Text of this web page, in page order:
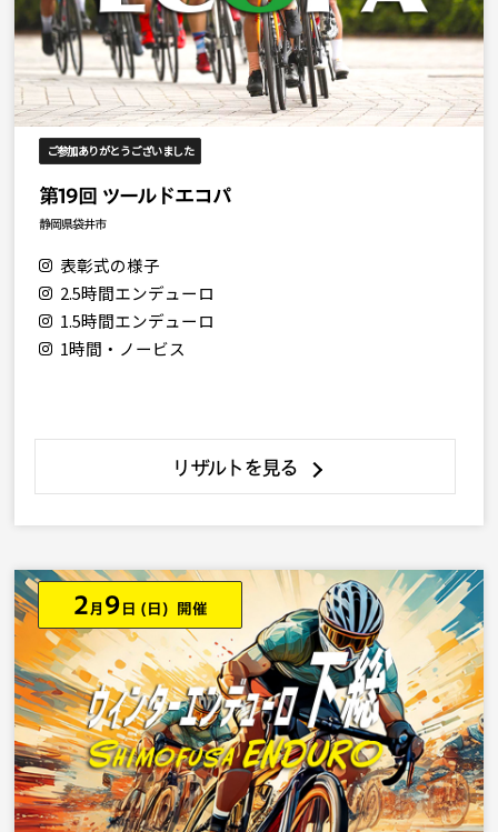
ご参加ありがとうございました
第19回 ツールドエコパ
静岡県袋井市
表彰式の様子
2.5時間エンデューロ
1.5時間エンデューロ
1時間・ノービス
リザルトを見る
2 月 9 日 (日) 開催